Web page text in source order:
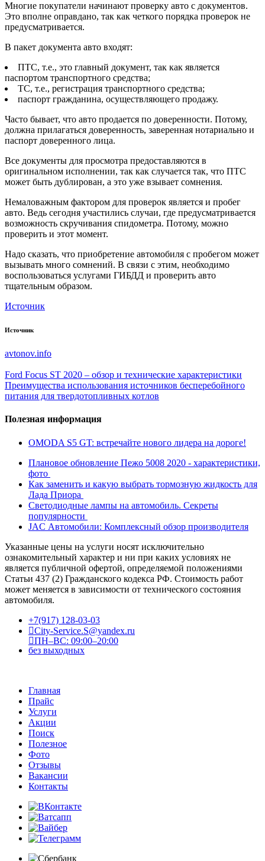
Многие покупатели начинают проверку авто с документов.
Это вполне оправдано, так как четкого порядка проверок не
предусматривается.
В пакет документа авто входят:
ПТС, т.е., это главный документ, так как является
паспортом транспортного средства;
ТС, т.е., регистрация транспортного средства;
паспорт гражданина, осуществляющего продажу.
Часто бывает, что авто продается по доверенности. Потому,
должна прилагаться доверенность, заверенная нотариально и
паспорт доверенного лица.
Все документы для просмотра предоставляются в
оригинальном исполнении, так как случается так, что ПТС
может быть дублирован, а это уже взывает сомнения.
Немаловажным фактором для проверок является и пробег
авто. Ведь сегодня участились случаи, где предусматривается
возможность скручивания спидометра. Потому, можно
проверить и этот момент.
Надо сказать, что приобретение автомобиля с пробегом может
вызывать много сомнений. В связи с этим, необходимо
воспользоваться услугами ГИБДД и проверить авто
тщательным образом.
Источник
Источник
avtonov.info
Ford Focus ST 2020 – обзор и технические характеристики
Преимущества использования источников бесперебойного
питания для твердотопливных котлов
Полезная информация
OMODA S5 GT: встречайте нового лидера на дороге!
Плановое обновление Пежо 5008 2020 - характеристики,
фото
Как заменить и какую выбрать тормозную жидкость для
Лада Приора
Светодиодные лампы на автомобиль. Секреты
популярности
JAC Автомобили: Комплексный обзор производителя
Указанные цены на услуги носят исключительно
ознакомительный характер и ни при каких условиях не
является публичной офертой, определяемой положениями
Статьи 437 (2) Гражданского кодекса РФ. Стоимость работ
может меняется в зависимости от технического состояния
автомобиля.
+7(917) 128-03-03
City-Service.S@yandex.ru
ПН–ВС: 09:00–20:00
без выходных
Главная
Прайс
Услуги
Акции
Поиск
Полезное
Фото
Отзывы
Вакансии
Контакты